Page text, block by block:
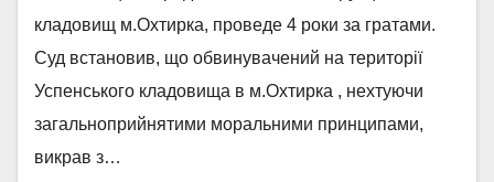
кладовищ м.Охтирка, проведе 4 роки за гратами.
Суд встановив, що обвинувачений на території
Успенського кладовища в м.Охтирка , нехтуючи
загальноприйнятими моральними принципами,
викрав з…